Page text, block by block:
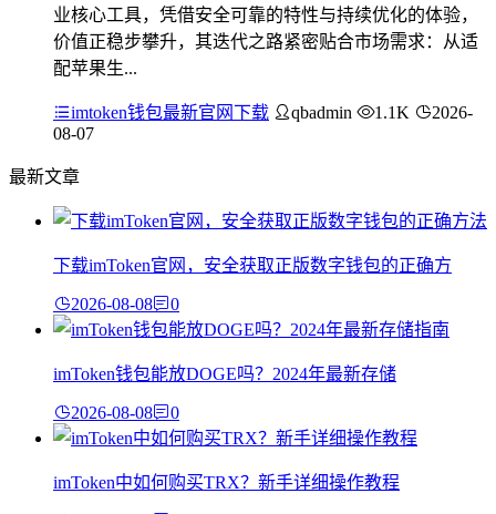
业核心工具，凭借安全可靠的特性与持续优化的体验，
价值正稳步攀升，其迭代之路紧密贴合市场需求：从适
配苹果生...
imtoken钱包最新官网下载 qbadmin 1.1K
2026-
08-07
最新文章
下载imToken官网，安全获取正版数字钱包的正确方
2026-08-08 0
imToken钱包能放DOGE吗？2024年最新存储
2026-08-08 0
imToken中如何购买TRX？新手详细操作教程